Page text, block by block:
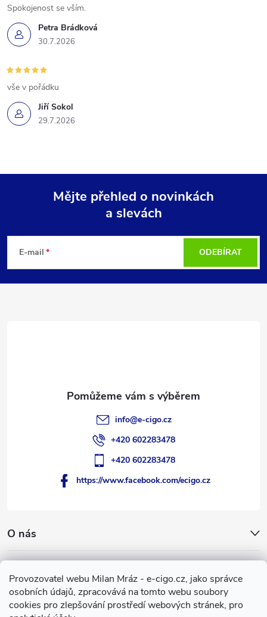
Provozovatel webu Milan Mráz - e-cigo.cz, jako správce
osobních údajů, zpracovává na tomto webu soubory
cookies pro zlepšování prostředí webových stránek, pro
Petra Brádková
30.7.2026
Spokojenost se vším.
Jiří Sokol
29.7.2026
vše v pořádku
p
Mějte přehled o novinkách
a slevách
E-mail ODEBÍRAT
O nás
Facebook
info@e-cigo.cz
+420 602283478
+420 602283478
https://www.facebook.com/ecigo.cz